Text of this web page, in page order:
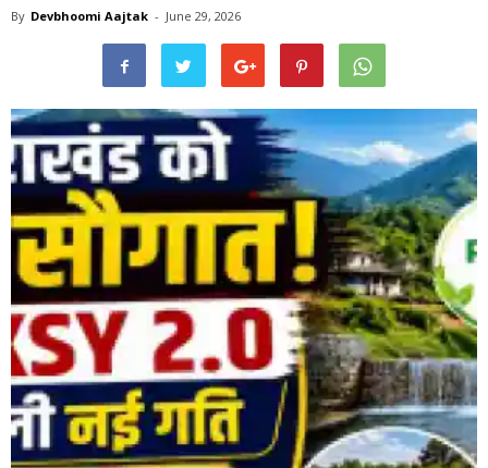
By Devbhoomi Aajtak - June 29, 2026